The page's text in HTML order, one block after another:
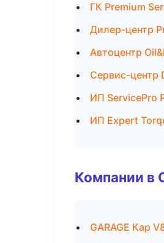
ГК Premium
Дилер-центр
Автоцентр
Сервис-центр
ИП ServicePro
ИП Expert
Компании в
GARAGE Кар